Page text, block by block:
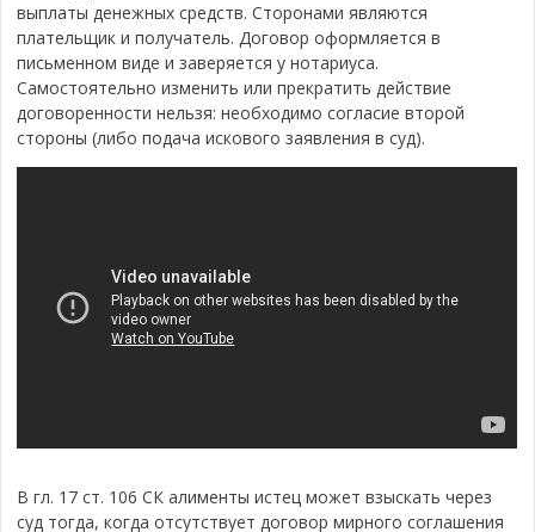
выплаты денежных средств. Сторонами являются
плательщик и получатель. Договор оформляется в
письменном виде и заверяется у нотариуса.
Самостоятельно изменить или прекратить действие
договоренности нельзя: необходимо согласие второй
стороны (либо подача искового заявления в суд).
В гл. 17 ст. 106 СК алименты истец может взыскать через
суд тогда, когда отсутствует договор мирного соглашения